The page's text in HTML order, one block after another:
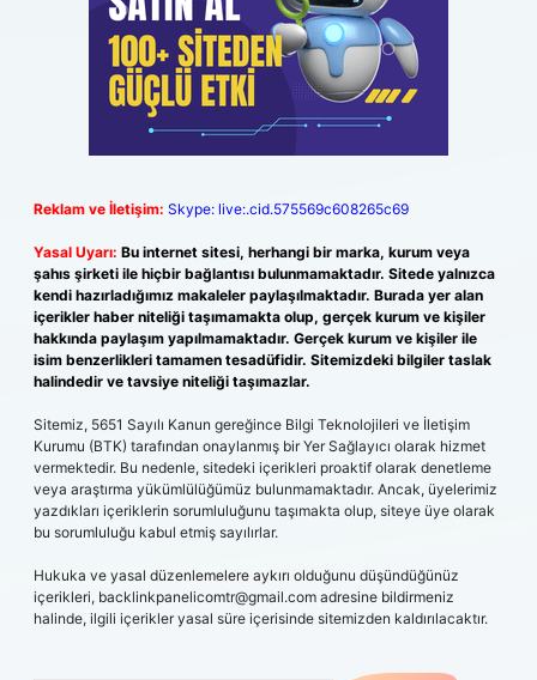
Reklam ve İletişim: Skype: live:.cid.575569c608265c69
Yasal Uyarı: Bu internet sitesi, herhangi bir marka, kurum veya
şahıs şirketi ile hiçbir bağlantısı bulunmamaktadır. Sitede yalnızca
kendi hazırladığımız makaleler paylaşılmaktadır. Burada yer alan
içerikler haber niteliği taşımamakta olup, gerçek kurum ve kişiler
hakkında paylaşım yapılmamaktadır. Gerçek kurum ve kişiler ile
isim benzerlikleri tamamen tesadüfidir. Sitemizdeki bilgiler taslak
halindedir ve tavsiye niteliği taşımazlar.
Sitemiz, 5651 Sayılı Kanun gereğince Bilgi Teknolojileri ve İletişim
Kurumu (BTK) tarafından onaylanmış bir Yer Sağlayıcı olarak hizmet
vermektedir. Bu nedenle, sitedeki içerikleri proaktif olarak denetleme
veya araştırma yükümlülüğümüz bulunmamaktadır. Ancak, üyelerimiz
yazdıkları içeriklerin sorumluluğunu taşımakta olup, siteye üye olarak
bu sorumluluğu kabul etmiş sayılırlar.
Hukuka ve yasal düzenlemelere aykırı olduğunu düşündüğünüz
içerikleri, backlinkpanelicomtr@gmail.com adresine bildirmeniz
halinde, ilgili içerikler yasal süre içerisinde sitemizden kaldırılacaktır.